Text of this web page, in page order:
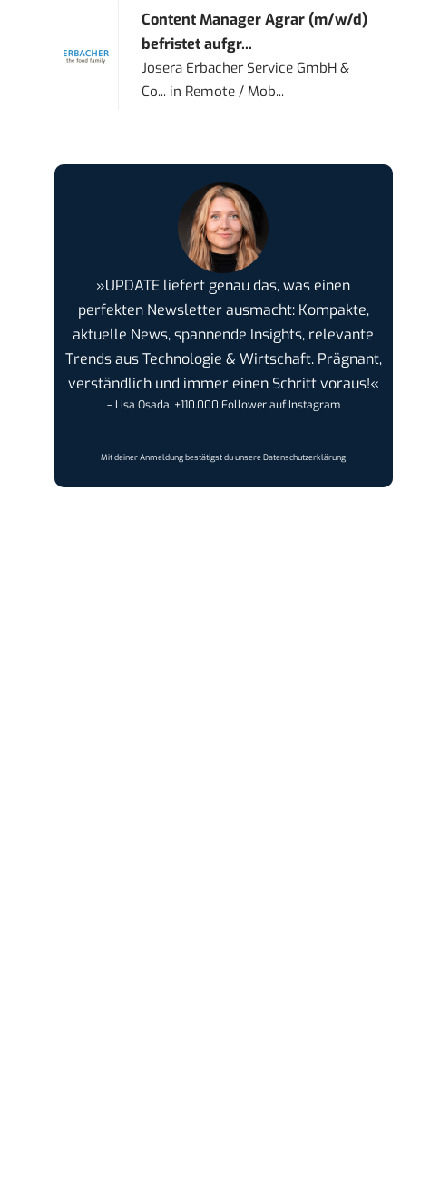
Content Manager Agrar (m/w/d)
befristet aufgr...
Josera Erbacher Service GmbH &
Co... in Remote / Mob...
»UPDATE liefert genau das, was einen
perfekten Newsletter ausmacht: Kompakte,
aktuelle News, spannende Insights, relevante
Trends aus Technologie & Wirtschaft. Prägnant,
verständlich und immer einen Schritt voraus!«
– Lisa Osada, +110.000 Follower auf Instagram
Mit deiner Anmeldung bestätigst du unsereDatenschutzerklärung